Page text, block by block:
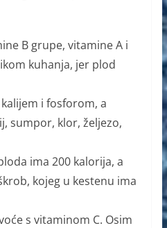
B grupe, vitamine A i
kuhanja, jer plod
i fosforom, a
sumpor, klor, željezo,
ima 200 kalorija, a
kojeg u kestenu ima
s vitaminom C. Osim